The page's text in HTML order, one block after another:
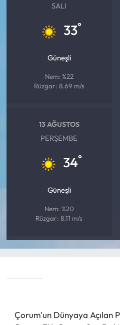
SALI
33°
Güneşli
Nem: %22
Rüzgar: 8.69 m/s
13 AĞUSTOS
PERŞEMBE
34°
Güneşli
Nem: %20
Rüzgar: 8.11 m/s
Çorum'un Dünyaya Açılan
Yemek Tarifleri
Yerel Haberler